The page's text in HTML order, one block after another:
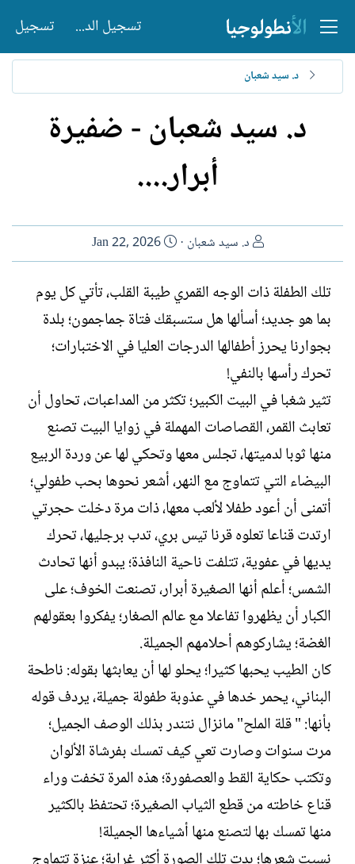
تسجيل الدخول تسجيل
د. سيد شعبان
د. سيد شعبان - ضفيرة
أبرار....
ا
ل
ا
ت
ب
د. سيد شعبان
ت
ا
ي
خ
ا
ل
ن
ا
ء
Jan 22, 2026
تلك الطفلة ذات الوجه القمري طيبة القلب، تأتي كل يوم
بما هو جديد؛ أسألها هل ستسبقك فتاة جماجمون؛ بلدة
بجوارنا يحرز أطفالها الدرجات العليا في الاختبارات؛
تحرك رأسها بالنفي!
تثير شغبا في البيت الكبير؛ تكثر من المداعبات، تحاول أن
تعابث القمر، القصاصات المهملة في زوايا البيت تصنع
منها ثوبا لدميتها، تجلس معها وتحكي لها عن وردة الربيع
البيضاء التي تتماوج مع النهر، أشعر نحوها بحب طفولي؛
أتمنى أن أعود طفلا لألعب معها، ذات مرة دخلت حجرتي
ارتدت قناعا تعلوه قرنا تيس بري، تدب برجليها، تحرك
يديها في عفوية، تتلفت ناحية النافذة؛ يبدو أنها تحادث
الشمس؛ أعلم أنها الصغيرة أبرار، تصنعت الخوف؛ على
الكبار أن يظهروا تفاعلا مع عالم الصغار؛ يفكروا بعقولهم
الغضة؛ يشاركوهم أحلامهم الجميلة.
كان الطيب يحبها كثيرا؛ يحلو لها أن يعابثها بقوله: ناطحة
البناني، يحمر خدها في عذوبة طفولة جميلة، يردف قوله
بأنها: " قلة الملح" مانزال نتندر بذلك الوصف الجميل؛
مرت سنوات وصارت تعي كيف تمسك بفرشاة الألوان
وتكتب حكاية القط والعصفورة؛ هذه المرة تخفت وراء
قناع خاطته من قطع الثياب الصغيرة؛ تحتفظ بالكثير
منها تمسك بها لتصنع منها أشياءها الجميلة!